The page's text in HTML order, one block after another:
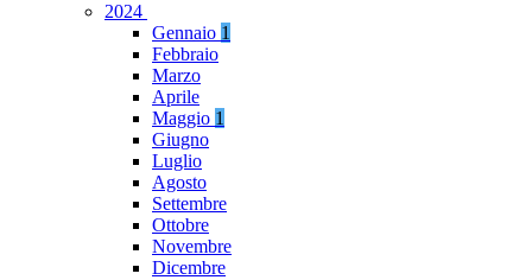
2024
Gennaio 1
Febbraio
Marzo
Aprile
Maggio 1
Giugno
Luglio
Agosto
Settembre
Ottobre
Novembre
Dicembre